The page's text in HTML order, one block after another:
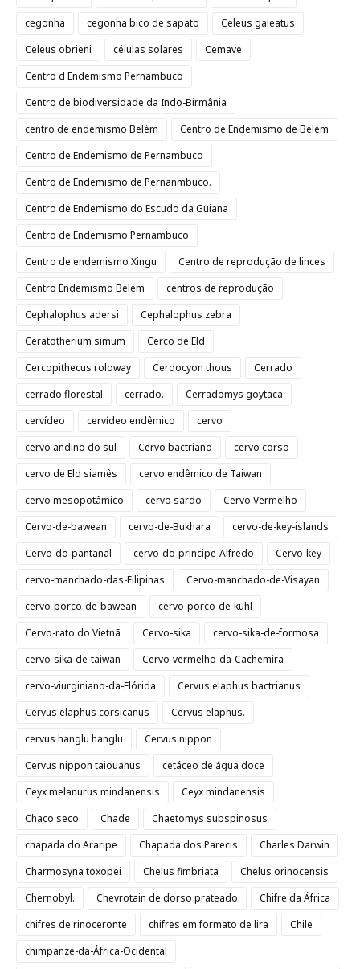
cegonha
cegonha bico de sapato
Celeus galeatus
Celeus obrieni
células solares
Cemave
Centro d Endemismo Pernambuco
Centro de biodiversidade da Indo-Birmânia
centro de endemismo Belém
Centro de Endemismo de Belém
Centro de Endemismo de Pernambuco
Centro de Endemismo de Pernanmbuco.
Centro de Endemismo do Escudo da Guiana
Centro de Endemismo Pernambuco
Centro de endemismo Xingu
Centro de reprodução de linces
Centro Endemismo Belém
centros de reprodução
Cephalophus adersi
Cephalophus zebra
Ceratotherium simum
Cerco de Eld
Cercopithecus roloway
Cerdocyon thous
Cerrado
cerrado florestal
cerrado.
Cerradomys goytaca
cervídeo
cervídeo endêmico
cervo
cervo andino do sul
Cervo bactriano
cervo corso
cervo de Eld siamês
cervo endêmico de Taiwan
cervo mesopotâmico
cervo sardo
Cervo Vermelho
Cervo-de-bawean
cervo-de-Bukhara
cervo-de-key-islands
Cervo-do-pantanal
cervo-do-principe-Alfredo
Cervo-key
cervo-manchado-das-Filipinas
Cervo-manchado-de-Visayan
cervo-porco-de-bawean
cervo-porco-de-kuhl
Cervo-rato do Vietnã
Cervo-sika
cervo-sika-de-formosa
cervo-sika-de-taiwan
Cervo-vermelho-da-Cachemira
cervo-viurginiano-da-Flórida
Cervus elaphus bactrianus
Cervus elaphus corsicanus
Cervus elaphus.
cervus hanglu hanglu
Cervus nippon
Cervus nippon taiouanus
cetáceo de água doce
Ceyx melanurus mindanensis
Ceyx mindanensis
Chaco seco
Chade
Chaetomys subspinosus
chapada do Araripe
Chapada dos Parecis
Charles Darwin
Charmosyna toxopei
Chelus fimbriata
Chelus orinocensis
Chernobyl.
Chevrotain de dorso prateado
Chifre da África
chifres de rinoceronte
chifres em formato de lira
Chile
chimpanzé-da-África-Ocidental